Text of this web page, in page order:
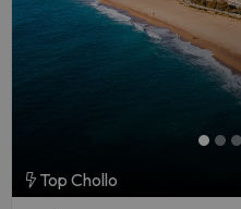
Top Chollo